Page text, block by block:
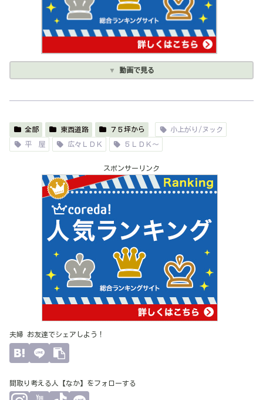
動画で見る
全部 東西道路 ７５坪から 小上がり/ヌック
平 屋 広々ＬＤＫ ５ＬＤＫ～
スポンサーリンク
夫婦 お友達でシェアしよう！
間取り考える人【なか】をフォローする